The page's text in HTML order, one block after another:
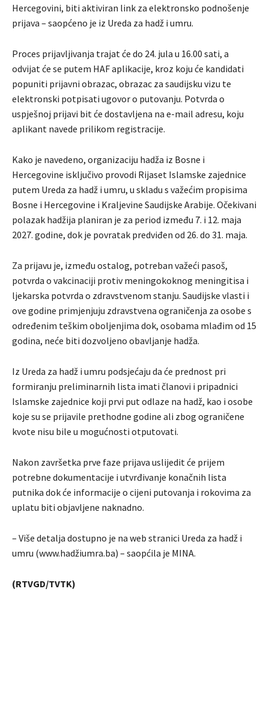
Hercegovini, biti aktiviran link za elektronsko podnošenje
prijava – saopćeno je iz Ureda za hadž i umru.
Proces prijavljivanja trajat će do 24. jula u 16.00 sati, a
odvijat će se putem HAF aplikacije, kroz koju će kandidati
popuniti prijavni obrazac, obrazac za saudijsku vizu te
elektronski potpisati ugovor o putovanju. Potvrda o
uspješnoj prijavi bit će dostavljena na e-mail adresu, koju
aplikant navede prilikom registracije.
Kako je navedeno, organizaciju hadža iz Bosne i
Hercegovine isključivo provodi Rijaset Islamske zajednice
putem Ureda za hadž i umru, u skladu s važećim propisima
Bosne i Hercegovine i Kraljevine Saudijske Arabije. Očekivani
polazak hadžija planiran je za period između 7. i 12. maja
2027. godine, dok je povratak predviđen od 26. do 31. maja.
Za prijavu je, između ostalog, potreban važeći pasoš,
potvrda o vakcinaciji protiv meningokoknog meningitisa i
ljekarska potvrda o zdravstvenom stanju. Saudijske vlasti i
ove godine primjenjuju zdravstvena ograničenja za osobe s
određenim teškim oboljenjima dok, osobama mlađim od 15
godina, neće biti dozvoljeno obavljanje hadža.
Iz Ureda za hadž i umru podsjećaju da će prednost pri
formiranju preliminarnih lista imati članovi i pripadnici
Islamske zajednice koji prvi put odlaze na hadž, kao i osobe
koje su se prijavile prethodne godine ali zbog ograničene
kvote nisu bile u mogućnosti otputovati.
Nakon završetka prve faze prijava uslijedit će prijem
potrebne dokumentacije i utvrđivanje konačnih lista
putnika dok će informacije o cijeni putovanja i rokovima za
uplatu biti objavljene naknadno.
– Više detalja dostupno je na web stranici Ureda za hadž i
umru (www.hadžiumra.ba) – saopćila je MINA.
(RTVGD/TVTK)